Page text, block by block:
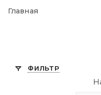
Главная
ФИЛЬТР